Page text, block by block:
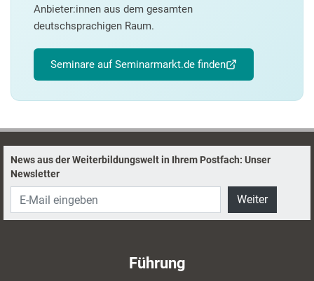
Anbieter:innen aus dem gesamten
deutschsprachigen Raum.
Seminare auf Seminarmarkt.de finden
News aus der Weiterbildungswelt in Ihrem Postfach: Unser
Newsletter
Weiter
Führung